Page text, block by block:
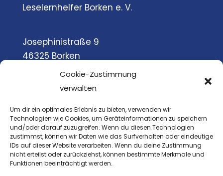
Cookie-Zustimmung
verwalten
Um dir ein optimales Erlebnis zu bieten, verwenden wir
Technologien wie Cookies, um Geräteinformationen zu speichern
und/oder darauf zuzugreifen. Wenn du diesen Technologien
zustimmst, können wir Daten wie das Surfverhalten oder eindeutige
IDs auf dieser Website verarbeiten. Wenn du deine Zustimmung
nicht erteilst oder zurückziehst, können bestimmte Merkmale und
Funktionen beeinträchtigt werden.
Leselernhelfer Borken e. V.
Josephinistraße 9
46325 Borken
Tel.: 02861- 9089304
E-Mail: info@mentor-borken.de